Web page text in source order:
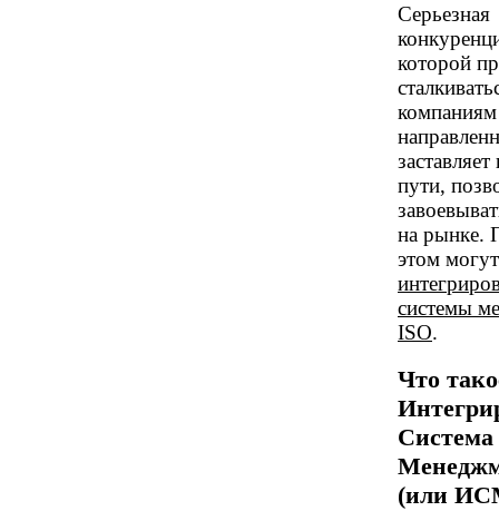
Серьезная
которой
заставляет
пути,
на рынке.
этом могут
системы
ISO.
Что
Система
(или